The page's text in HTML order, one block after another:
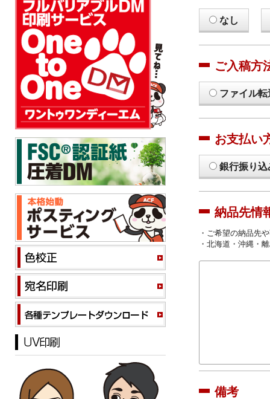
なし
ご入稿方
ファイル
お支払い
銀行振り込
納品先情
・ご希望の納品先
・北海道・沖縄・
備考